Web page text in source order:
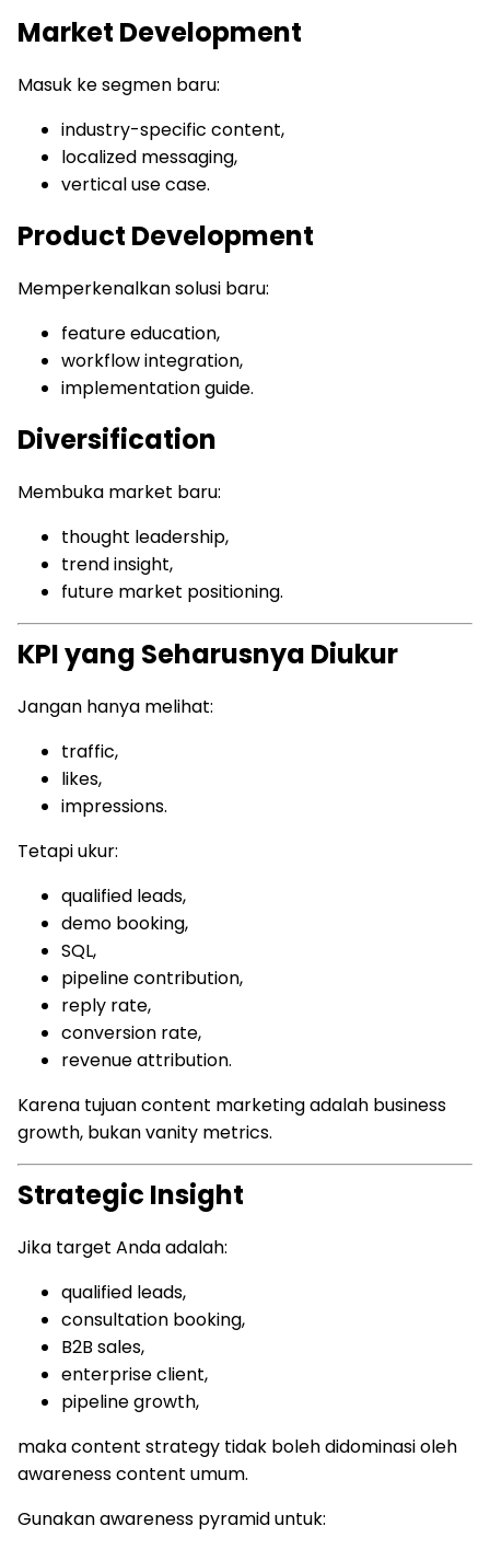
Market Development
Masuk ke segmen baru:
industry-specific content,
localized messaging,
vertical use case.
Product Development
Memperkenalkan solusi baru:
feature education,
workflow integration,
implementation guide.
Diversification
Membuka market baru:
thought leadership,
trend insight,
future market positioning.
KPI yang Seharusnya Diukur
Jangan hanya melihat:
traffic,
likes,
impressions.
Tetapi ukur:
qualified leads,
demo booking,
SQL,
pipeline contribution,
reply rate,
conversion rate,
revenue attribution.
Karena tujuan content marketing adalah business
growth, bukan vanity metrics.
Strategic Insight
Jika target Anda adalah:
qualified leads,
consultation booking,
B2B sales,
enterprise client,
pipeline growth,
maka content strategy tidak boleh didominasi oleh
awareness content umum.
Gunakan awareness pyramid untuk: